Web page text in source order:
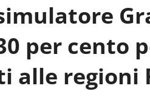
per cento
alle regioni